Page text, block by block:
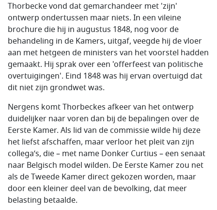
Thorbecke vond dat gemarchandeer met 'zijn'
ontwerp ondertussen maar niets. In een vileine
brochure die hij in augustus 1848, nog voor de
behandeling in de Kamers, uitgaf, veegde hij de vloer
aan met hetgeen de ministers van het voorstel hadden
gemaakt. Hij sprak over een 'offerfeest van politische
overtuigingen'. Eind 1848 was hij ervan overtuigd dat
dit niet zijn grondwet was.
Nergens komt Thorbeckes afkeer van het ontwerp
duidelijker naar voren dan bij de bepalingen over de
Eerste Kamer. Als lid van de commissie wilde hij deze
het liefst afschaffen, maar verloor het pleit van zijn
collega’s, die – met name Donker Curtius – een senaat
naar Belgisch model wilden. De Eerste Kamer zou net
als de Tweede Kamer direct gekozen worden, maar
door een kleiner deel van de bevolking, dat meer
belasting betaalde.